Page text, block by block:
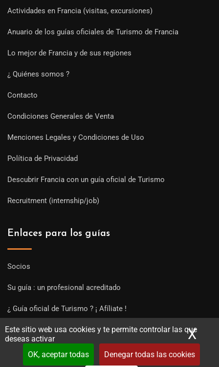
Este sitio web usa cookies y te permite controlar las que
deseas activar
OK, aceptar todas
Denegar todas las cookies
X
Actividades en Francia (visitas, excursiones)
Anuario de los guías oficiales de Turismo de Francia
Lo mejor de Francia y de sus regiones
¿ Quiénes somos ?
Contacto
Condiciones Generales de Venta
Menciones Legales y Condiciones de Uso
Política de Privacidad
Descubrir Francia con un guía oficial de Turismo
Recruitment (internship/job)
Enlaces para los guías
Socios
Su guía : un profesional acreditado
¿ Guía oficial de Turismo ? ¡ Afíliate !
Subir una visita y empezar a trabajar !